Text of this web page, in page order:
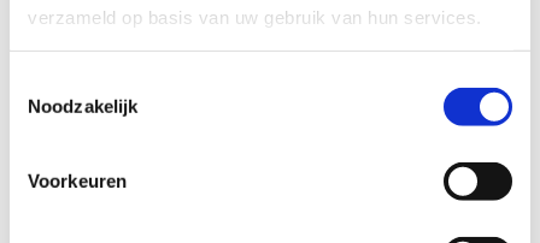
verzameld op basis van uw gebruik van hun services.
Noodzakelijk
Voorkeuren
Wij zoeken een steungezin dat:
warme, uitdagende plek kan bieden
woonachtig is in Ede (voorkeur Ede-zuid)
en haar op weg helpt
het leuk vindt om er met het gezin op uit